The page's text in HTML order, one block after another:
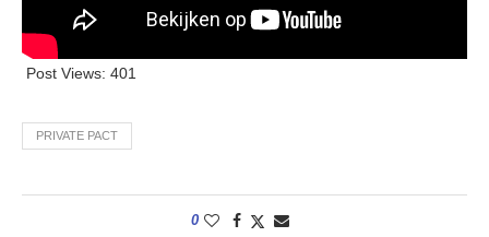
Post Views: 401
PRIVATE PACT
0